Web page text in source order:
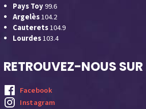
Pays Toy99.6
Argelès104.2
Cauterets104.9
Lourdes103.4
RETROUVEZ-NOUS SUR
Facebook
Instagram